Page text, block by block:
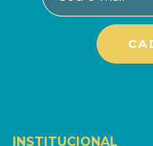
INSTITUCIONAL